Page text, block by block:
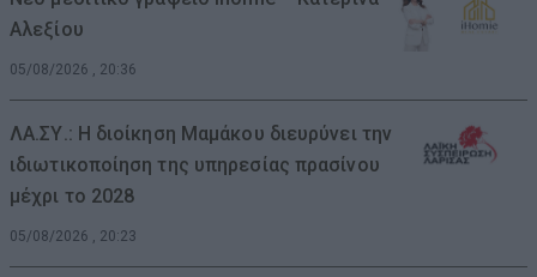
Αλεξίου
05/08/2026 , 20:36
ΛΑ.ΣΥ.: Η διοίκηση Μαμάκου διευρύνει την
ιδιωτικοποίηση της υπηρεσίας πρασίνου
μέχρι το 2028
05/08/2026 , 20:23